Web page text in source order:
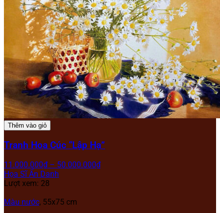
Thêm vào giỏ
Tranh Hoa Cúc “Lập Hạ”
11.000.000₫ – 50.000.000₫
Họa Sĩ Ẩn Danh
Lượt xem: 28
Màu nước, 55x75 cm